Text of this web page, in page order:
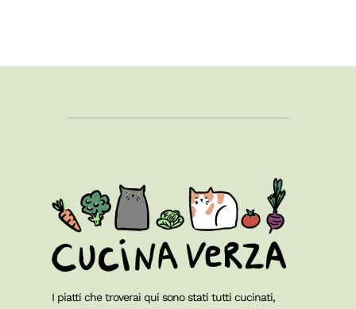
I piatti che troverai qui sono stati tutti cucinati,